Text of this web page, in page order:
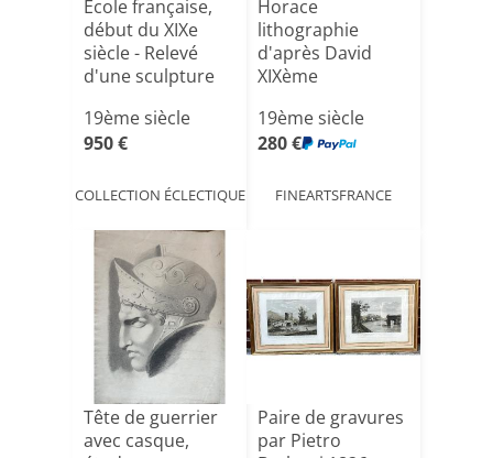
École française,
début du XIXe
siècle - Relevé
d'une sculpture
19ème siècle
950 €
COLLECTION ÉCLECTIQUE
Horace
lithographie
d'après David
XIXème
19ème siècle
280 €
FINEARTSFRANCE
Tête de guerrier
avec casque,
Paire de gravures
par Pietro